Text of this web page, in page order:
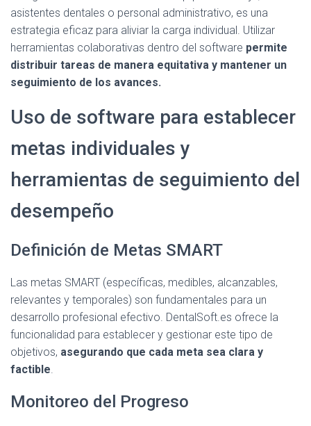
asistentes dentales o personal administrativo, es una
estrategia eficaz para aliviar la carga individual. Utilizar
herramientas colaborativas dentro del software permite
distribuir tareas de manera equitativa y mantener un
seguimiento de los avances.
Uso de software para establecer
metas individuales y
herramientas de seguimiento del
desempeño
Definición de Metas SMART
Las metas SMART (específicas, medibles, alcanzables,
relevantes y temporales) son fundamentales para un
desarrollo profesional efectivo. DentalSoft.es ofrece la
funcionalidad para establecer y gestionar este tipo de
objetivos, asegurando que cada meta sea clara y
factible.
Monitoreo del Progreso